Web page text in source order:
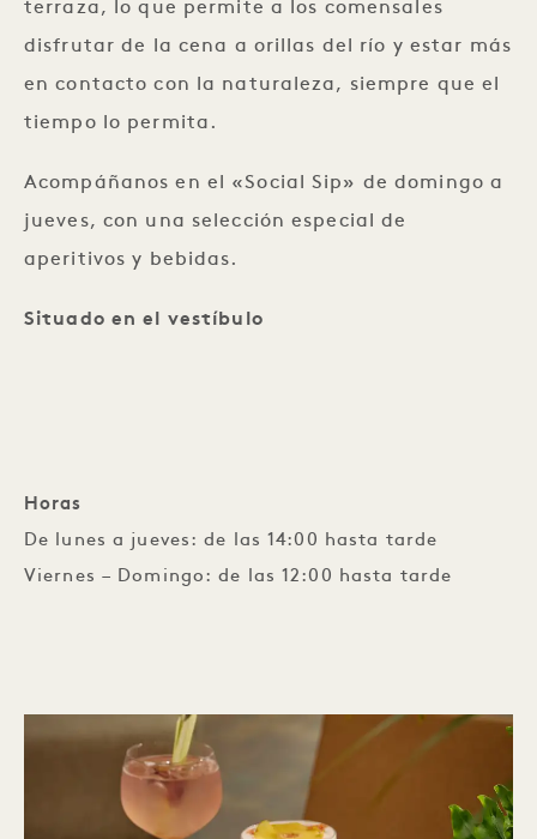
terraza, lo que permite a los comensales
disfrutar de la cena a orillas del río y estar más
en contacto con la naturaleza, siempre que el
tiempo lo permita.
Acompáñanos en el «Social Sip» de domingo a
jueves, con una selección especial de
aperitivos y bebidas.
Situado en el vestíbulo
Horas
De lunes a jueves: de las 14:00 hasta tarde
Viernes – Domingo: de las 12:00 hasta tarde